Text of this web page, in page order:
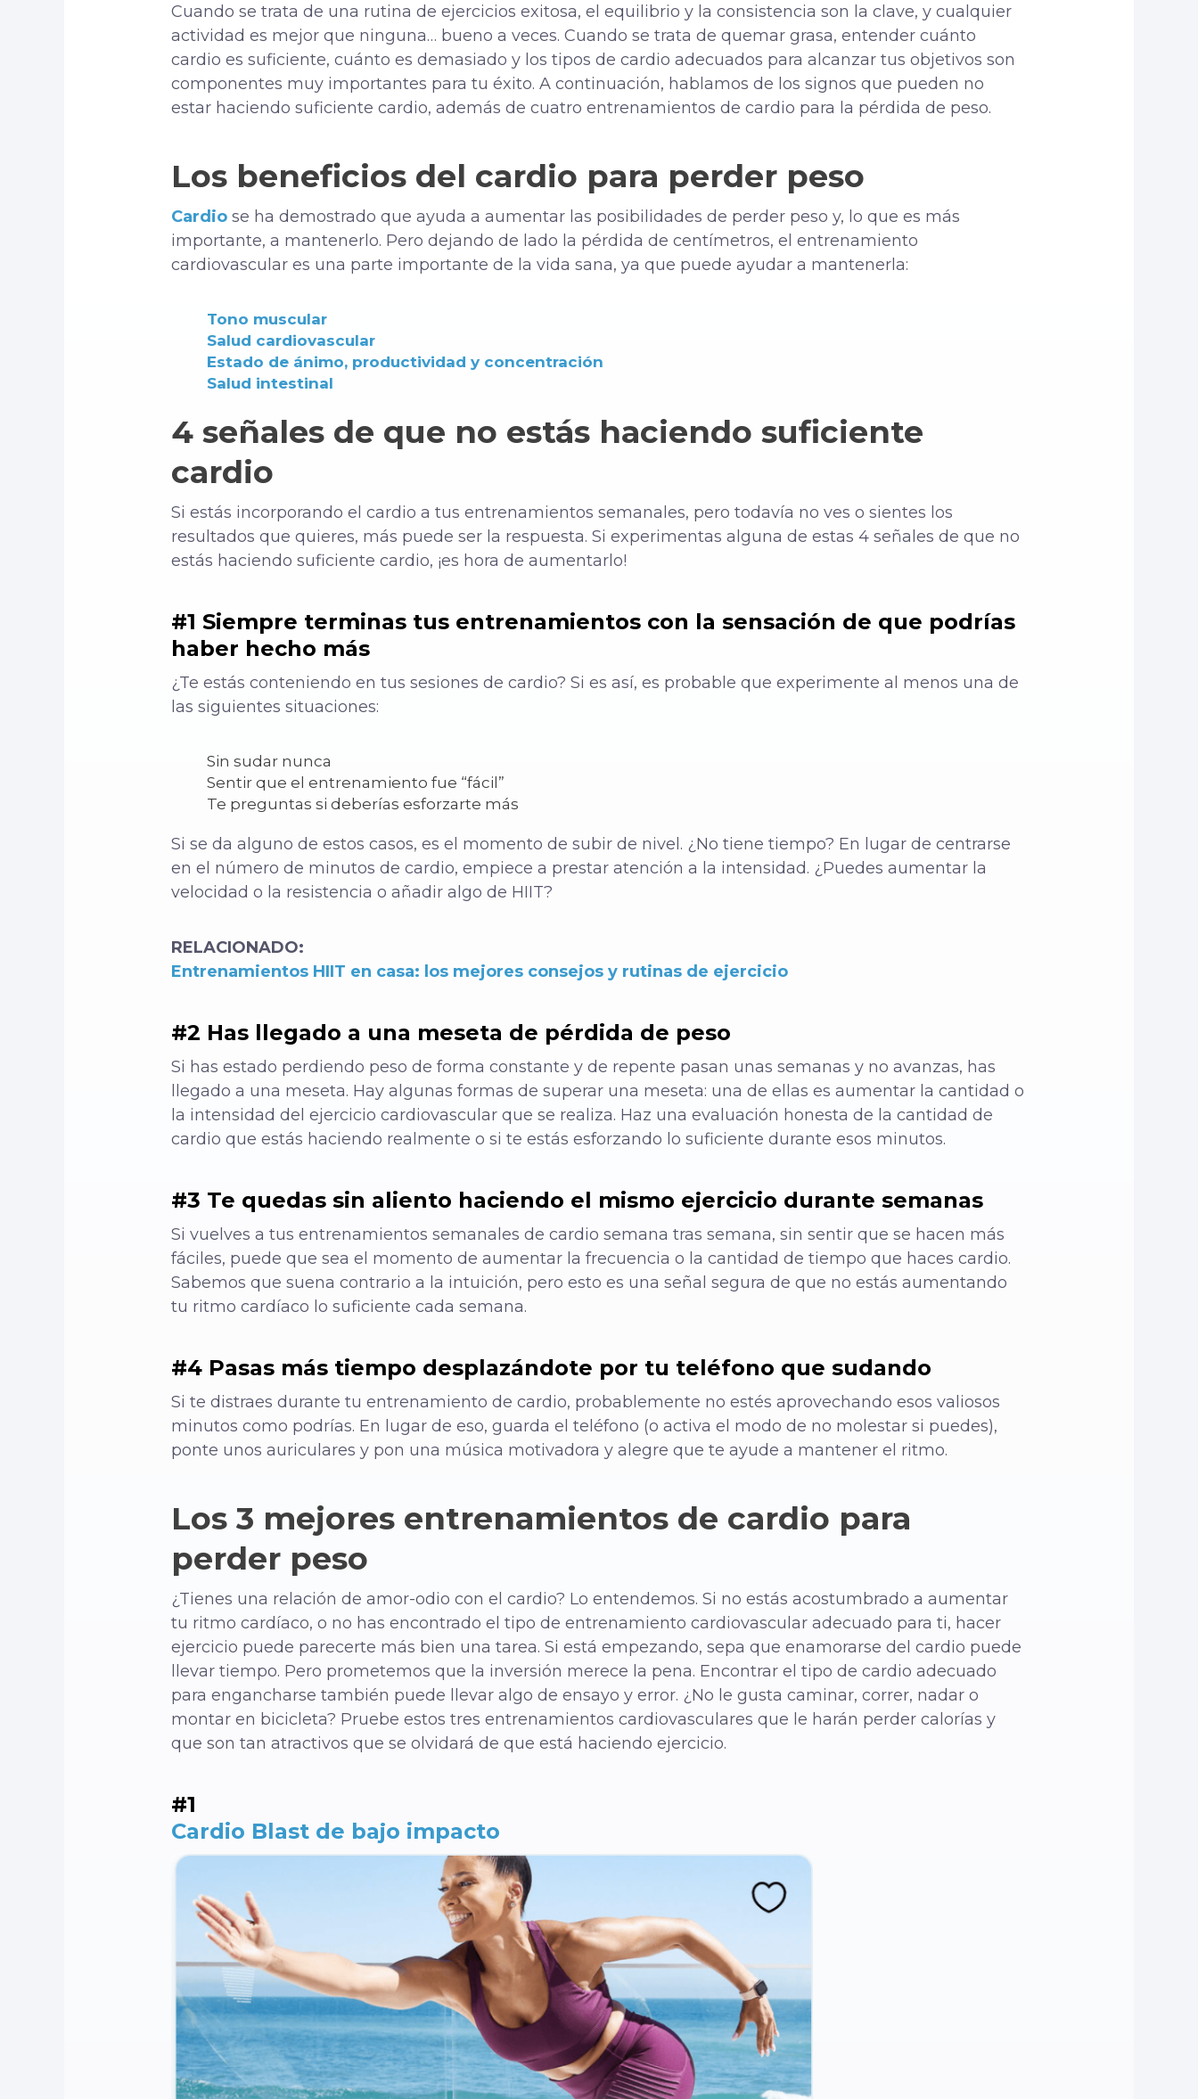
Cuando se trata de una rutina de ejercicios exitosa, el equilibrio y la consistencia son la clave, y cualquier
actividad es mejor que ninguna… bueno a veces. Cuando se trata de quemar grasa, entender cuánto
cardio es suficiente, cuánto es demasiado y los tipos de cardio adecuados para alcanzar tus objetivos son
componentes muy importantes para tu éxito. A continuación, hablamos de los signos que pueden no
estar haciendo suficiente cardio, además de cuatro entrenamientos de cardio para la pérdida de peso.
Los beneficios del cardio para perder peso
Cardio se ha demostrado que ayuda a aumentar las posibilidades de perder peso y, lo que es más
importante, a mantenerlo. Pero dejando de lado la pérdida de centímetros, el entrenamiento
cardiovascular es una parte importante de la vida sana, ya que puede ayudar a mantenerla:
Tono muscular
Salud cardiovascular
Estado de ánimo, productividad y concentración
Salud intestinal
4 señales de que no estás haciendo suficiente
cardio
Si estás incorporando el cardio a tus entrenamientos semanales, pero todavía no ves o sientes los
resultados que quieres, más puede ser la respuesta. Si experimentas alguna de estas 4 señales de que no
estás haciendo suficiente cardio, ¡es hora de aumentarlo!
#1 Siempre terminas tus entrenamientos con la sensación de que podrías
haber hecho más
¿Te estás conteniendo en tus sesiones de cardio? Si es así, es probable que experimente al menos una de
las siguientes situaciones:
Sin sudar nunca
Sentir que el entrenamiento fue “fácil”
Te preguntas si deberías esforzarte más
Si se da alguno de estos casos, es el momento de subir de nivel. ¿No tiene tiempo? En lugar de centrarse
en el número de minutos de cardio, empiece a prestar atención a la intensidad. ¿Puedes aumentar la
velocidad o la resistencia o añadir algo de HIIT?
RELACIONADO:
Entrenamientos HIIT en casa: los mejores consejos y rutinas de ejercicio
#2 Has llegado a una meseta de pérdida de peso
Si has estado perdiendo peso de forma constante y de repente pasan unas semanas y no avanzas, has
llegado a una meseta. Hay algunas formas de superar una meseta: una de ellas es aumentar la cantidad o
la intensidad del ejercicio cardiovascular que se realiza. Haz una evaluación honesta de la cantidad de
cardio que estás haciendo realmente o si te estás esforzando lo suficiente durante esos minutos.
#3 Te quedas sin aliento haciendo el mismo ejercicio durante semanas
Si vuelves a tus entrenamientos semanales de cardio semana tras semana, sin sentir que se hacen más
fáciles, puede que sea el momento de aumentar la frecuencia o la cantidad de tiempo que haces cardio.
Sabemos que suena contrario a la intuición, pero esto es una señal segura de que no estás aumentando
tu ritmo cardíaco lo suficiente cada semana.
#4 Pasas más tiempo desplazándote por tu teléfono que sudando
Si te distraes durante tu entrenamiento de cardio, probablemente no estés aprovechando esos valiosos
minutos como podrías. En lugar de eso, guarda el teléfono (o activa el modo de no molestar si puedes),
ponte unos auriculares y pon una música motivadora y alegre que te ayude a mantener el ritmo.
Los 3 mejores entrenamientos de cardio para
perder peso
¿Tienes una relación de amor-odio con el cardio? Lo entendemos. Si no estás acostumbrado a aumentar
tu ritmo cardíaco, o no has encontrado el tipo de entrenamiento cardiovascular adecuado para ti, hacer
ejercicio puede parecerte más bien una tarea. Si está empezando, sepa que enamorarse del cardio puede
llevar tiempo. Pero prometemos que la inversión merece la pena. Encontrar el tipo de cardio adecuado
para engancharse también puede llevar algo de ensayo y error. ¿No le gusta caminar, correr, nadar o
montar en bicicleta? Pruebe estos tres entrenamientos cardiovasculares que le harán perder calorías y
que son tan atractivos que se olvidará de que está haciendo ejercicio.
#1
Cardio Blast de bajo impacto